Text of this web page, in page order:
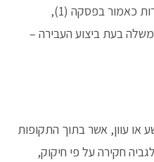
עבירות רצח ורצח בנסיבות מחמירות כאמור בפסקה (1),
בעת ביצוע העבירה –
או עוון, אשר בתוך התקופות
חקירה על פי חיקוק,